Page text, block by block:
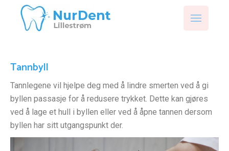
Tannbyll
Tannlegene vil hjelpe deg med å lindre smerten ved å gi
byllen passasje for å redusere trykket. Dette kan gjøres
ved å lage et hull i byllen eller ved å åpne tannen dersom
byllen har sitt utgangspunkt der.